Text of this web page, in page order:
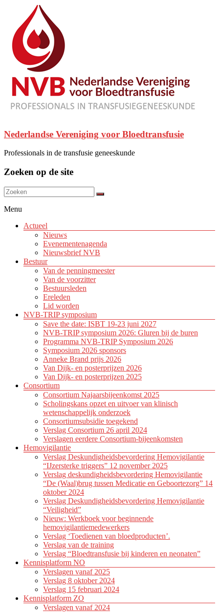
Nederlandse Vereniging voor Bloedtransfusie
Professionals in de transfusie geneeskunde
Zoeken op de site
Menu
Actueel
Nieuws
Evenementenagenda
Nieuwsbrief NVB
Bestuur
Van de penningmeester
Van de voorzitter
Bestuursleden
Ereleden
Lid worden
NVB-TRIP symposium
Save the date: ISBT 19-23 juni 2027
NVB-TRIP symposium 2026: Gluren bij de buren
Programma NVB-TRIP Symposium 2026
Symposium 2026 sponsors
Anneke Brand prijs 2026
Van Dijk- en posterprijzen 2026
Van Dijk- en posterprijzen 2025
Consortium
Consortium Najaarsbijeenkomst 2025
Scholingskans opzet en uitvoer van klinisch
wetenschappelijk onderzoek
Consortiumsubsidie toegekend
Verslag Consortium 26 april 2024
Verslagen eerdere Consortium-bijeenkomsten
Hemovigilantie
Verslag Deskundigheidsbevordering Hemovigilantie
“IJzersterke triggers” 12 november 2025
Verslag deskundigheidsbevordering Hemovigilantie
“De (Waal)brug tussen Medicatie en Geboortezorg” 14
oktober 2024
Verslag Deskundigheidsbevordering Hemovigilantie
“Veiligheid”
Nieuw: Werkboek voor beginnende
hemovigilantiemedewerkers
Verslag ‘Toedienen van bloedproducten’.
Verslag van de training
Verslag “Bloedtransfusie bij kinderen en neonaten”
Kennisplatform NO
Verslagen vanaf 2025
Verslag 8 oktober 2024
Verslag 15 februari 2024
Kennisplatform ZO
Verslagen vanaf 2024